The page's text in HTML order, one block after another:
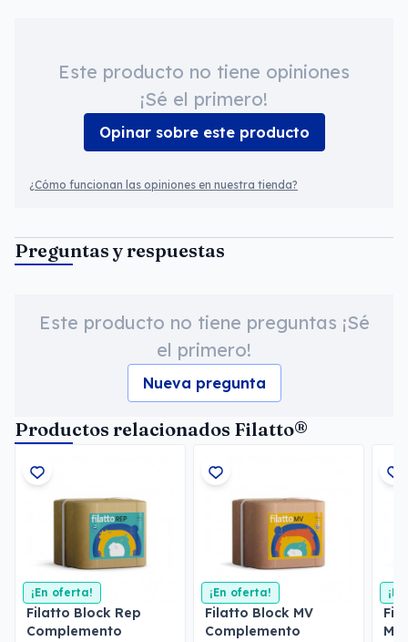
Este producto no tiene opiniones
¡Sé el primero!
Opinar sobre este producto
¿Cómo funcionan las opiniones en nuestra tienda?
Preguntas y respuestas
Este producto no tiene preguntas ¡Sé
el primero!
Nueva pregunta
Productos relacionados Filatto®
¡En oferta!
Filatto Block Rep
Complemento
¡En oferta!
Filatto Block MV
Complemento